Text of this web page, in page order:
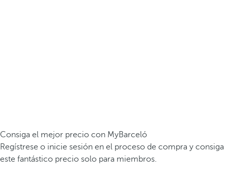
Consiga el mejor precio con MyBarceló
Regístrese o inicie sesión en el proceso de compra y consiga
este fantástico precio solo para miembros.